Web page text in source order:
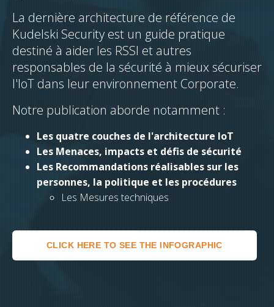
La dernière architecture de référence de
Kudelski Security est un guide pratique
destiné à aider les RSSI et autres
responsables de la sécurité à mieux sécuriser
l'IoT dans leur environnement Corporate.
Notre publication aborde notamment :
Les quatre couches de l'architecture IoT
Les Menaces, impacts et défis de sécurité
Les Recommandations réalisables sur les
personnes, la politique et les procédures
Les Mesures techniques
CLICK HERE TO SEE THE INFOGRAPHIC